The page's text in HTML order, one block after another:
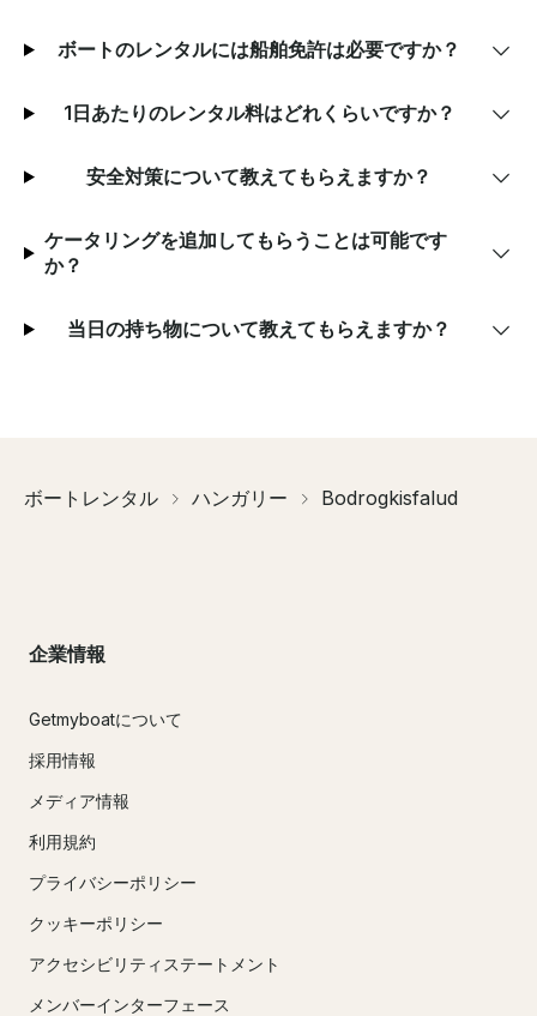
ボートのレンタルには船舶免許は必要ですか？
1日あたりのレンタル料はどれくらいですか？
安全対策について教えてもらえますか？
ケータリングを追加してもらうことは可能です
か？
当日の持ち物について教えてもらえますか？
ボートレンタル ハンガリー Bodrogkisfalud
企業情報
Getmyboatについて
採用情報
メディア情報
利用規約
プライバシーポリシー
クッキーポリシー
アクセシビリティステートメント
メンバーインターフェース